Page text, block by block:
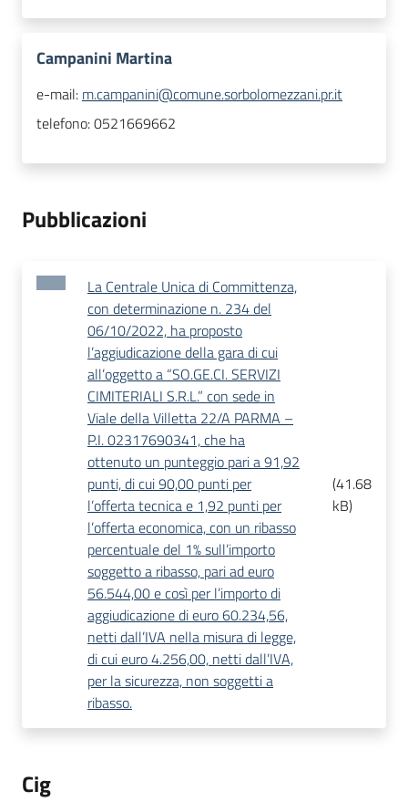
Campanini Martina
e-mail: m.campanini@comune.sorbolomezzani.pr.it
telefono:0521669662
Pubblicazioni
La Centrale Unica di Committenza,
con determinazione n. 234 del
06/10/2022, ha proposto
l’aggiudicazione della gara di cui
all’oggetto a “SO.GE.CI. SERVIZI
CIMITERIALI S.R.L.” con sede in
Viale della Villetta 22/A PARMA –
P.I. 02317690341, che ha
ottenuto un punteggio pari a 91,92
punti, di cui 90,00 punti per
l’offerta tecnica e 1,92 punti per
l’offerta economica, con un ribasso
percentuale del 1% sull’importo
soggetto a ribasso, pari ad euro
56.544,00 e così per l’importo di
aggiudicazione di euro 60.234,56,
netti dall’IVA nella misura di legge,
di cui euro 4.256,00, netti dall’IVA,
per la sicurezza, non soggetti a
ribasso.
(41.68
kB)
Cig